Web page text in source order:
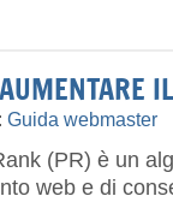
Guida webmaster
(PR) è un
web e di